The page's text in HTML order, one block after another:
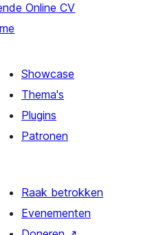
Online CV
Showcase
Thema's
Plugins
Patronen
Raak betrokken
Evenementen